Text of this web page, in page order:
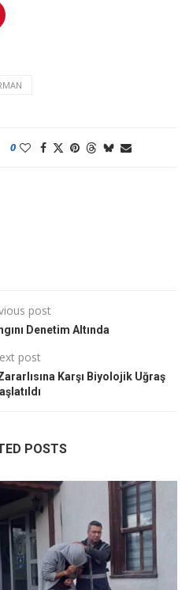
0
post
Denetim Altında
post
Karşı Biyolojik Uğraş
POSTS